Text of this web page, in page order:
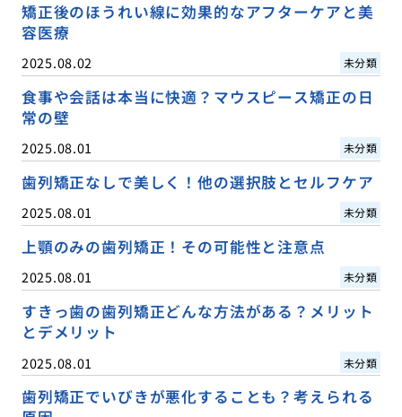
矯正後のほうれい線に効果的なアフターケアと美
容医療
2025.08.02 未分類
食事や会話は本当に快適？マウスピース矯正の日
常の壁
2025.08.01 未分類
歯列矯正なしで美しく！他の選択肢とセルフケア
2025.08.01 未分類
上顎のみの歯列矯正！その可能性と注意点
2025.08.01 未分類
すきっ歯の歯列矯正どんな方法がある？メリット
とデメリット
2025.08.01 未分類
歯列矯正でいびきが悪化することも？考えられる